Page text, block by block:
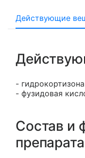
Действующие
-
- фузидовая
Состав и
препарата